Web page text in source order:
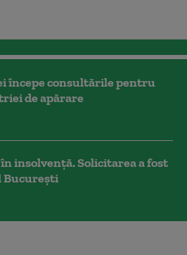
începe consultările pentru
de apărare
insolvență. Solicitarea a fost
București